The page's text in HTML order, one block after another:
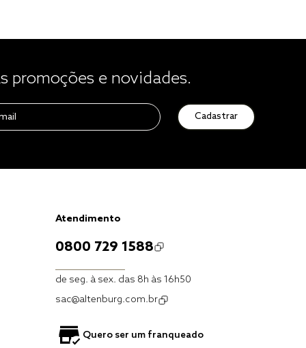
promoções e novidades.
Cadastrar
Atendimento
0800 729 1588
de seg. à sex. das 8h às 16h50
sac@altenburg.com.br
Quero ser um franqueado